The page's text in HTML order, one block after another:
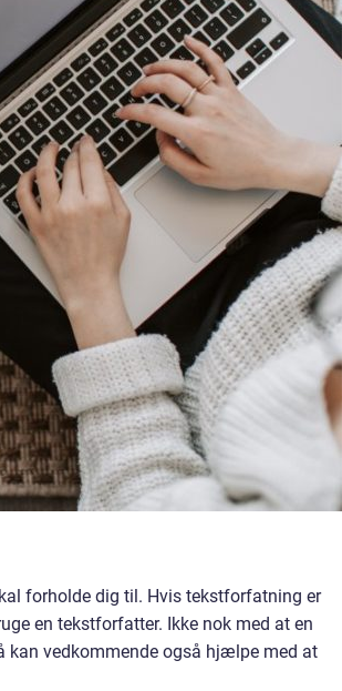
forholde dig til. Hvis tekstforfatning er
en tekstforfatter. Ikke nok med at en
kan vedkommende også hjælpe med at